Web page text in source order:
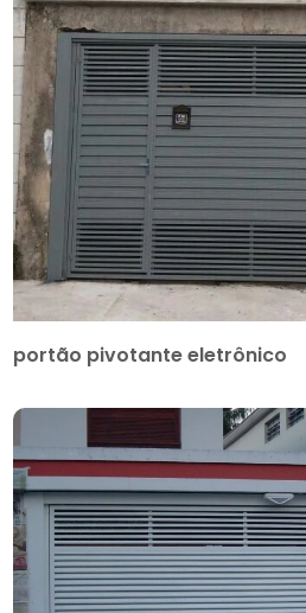
portão pivotante eletrônico